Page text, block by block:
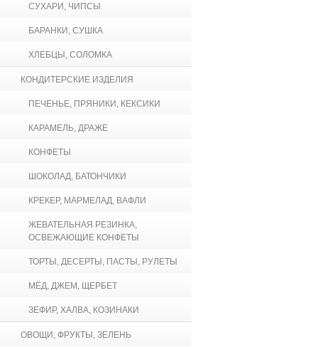
СУХАРИ, ЧИПСЫ
БАРАНКИ, СУШКА
ХЛЕБЦЫ, СОЛОМКА
КОНДИТЕРСКИЕ ИЗДЕЛИЯ
ПЕЧЕНЬЕ, ПРЯНИКИ, КЕКСИКИ
КАРАМЕЛЬ, ДРАЖЕ
КОНФЕТЫ
ШОКОЛАД, БАТОНЧИКИ
КРЕКЕР, МАРМЕЛАД, ВАФЛИ
ЖЕВАТЕЛЬНАЯ РЕЗИНКА,
ОСВЕЖАЮЩИЕ КОНФЕТЫ
ТОРТЫ, ДЕСЕРТЫ, ПАСТЫ, РУЛЕТЫ
МЁД, ДЖЕМ, ЩЕРБЕТ
ЗЕФИР, ХАЛВА, КОЗИНАКИ
ОВОЩИ, ФРУКТЫ, ЗЕЛЕНЬ